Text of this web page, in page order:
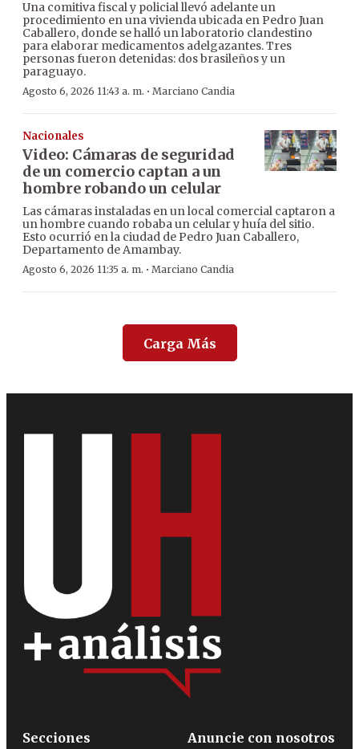
Una comitiva fiscal y policial llevó adelante un
procedimiento en una vivienda ubicada en Pedro Juan
Caballero, donde se halló un laboratorio clandestino
para elaborar medicamentos adelgazantes. Tres
personas fueron detenidas: dos brasileños y un
paraguayo.
Agosto 6, 2026 11:43 a. m. · Marciano Candia
Nacionales
Video: Cámaras de seguridad
de un comercio captan a un
hombre robando un celular
Las cámaras instaladas en un local comercial captaron a
un hombre cuando robaba un celular y huía del sitio.
Esto ocurrió en la ciudad de Pedro Juan Caballero,
Departamento de Amambay.
Agosto 6, 2026 11:35 a. m. · Marciano Candia
Carga Más
Secciones
Anuncie con nosotros